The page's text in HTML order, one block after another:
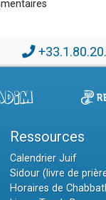
Ressources
Calendrier Juif
Sidour (livre de
Horaires de